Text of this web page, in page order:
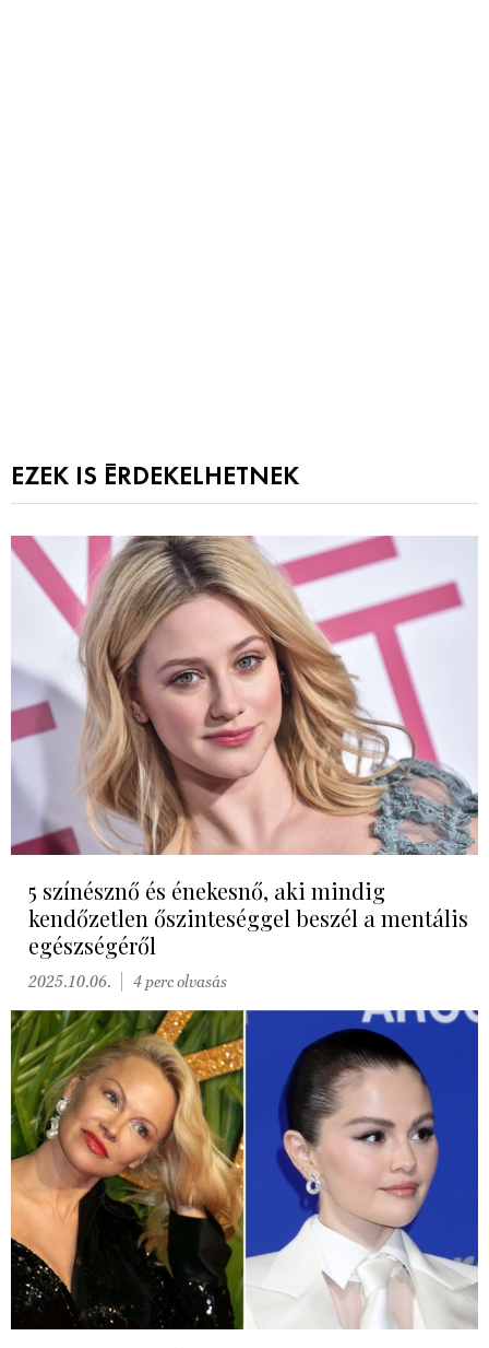
EZEK IS ÉRDEKELHETNEK
5 színésznő és énekesnő, aki mindig
kendőzetlen őszinteséggel beszél a mentális
egészségéről
2025.10.06. 4 perc olvasás